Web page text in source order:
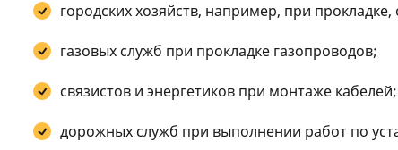
городских хозяйств, например, при
газовых служб при прокладке газопроводов;
связистов и энергетиков при монтаже кабелей;
дорожных служб при выполнении работ по